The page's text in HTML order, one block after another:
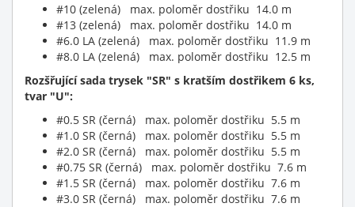
#10 (zelená) max. poloměr dostřiku 14.0 m
#13 (zelená) max. poloměr dostřiku 14.0 m
#6.0 LA (zelená) max. poloměr dostřiku 11.9 m
#8.0 LA (zelená) max. poloměr dostřiku 12.5 m
Rozšřující sada trysek "SR" s kratším dostřikem 6 ks,
tvar "U":
#0.5 SR (černá) max. poloměr dostřiku 5.5 m
#1.0 SR (černá) max. poloměr dostřiku 5.5 m
#2.0 SR (černá) max. poloměr dostřiku 5.5 m
#0.75 SR (černá) max. poloměr dostřiku 7.6 m
#1.5 SR (černá) max. poloměr dostřiku 7.6 m
#3.0 SR (černá) max. poloměr dostřiku 7.6 m